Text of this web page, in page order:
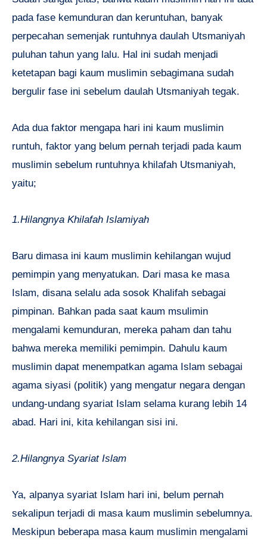
pada fase kemunduran dan keruntuhan, banyak
perpecahan semenjak runtuhnya daulah Utsmaniyah
puluhan tahun yang lalu. Hal ini sudah menjadi
ketetapan bagi kaum muslimin sebagimana sudah
bergulir fase ini sebelum daulah Utsmaniyah tegak.
Ada dua faktor mengapa hari ini kaum muslimin
runtuh, faktor yang belum pernah terjadi pada kaum
muslimin sebelum runtuhnya khilafah Utsmaniyah,
yaitu;
1.Hilangnya Khilafah Islamiyah
Baru dimasa ini kaum muslimin kehilangan wujud
pemimpin yang menyatukan. Dari masa ke masa
Islam, disana selalu ada sosok Khalifah sebagai
pimpinan. Bahkan pada saat kaum msulimin
mengalami kemunduran, mereka paham dan tahu
bahwa mereka memiliki pemimpin. Dahulu kaum
muslimin dapat menempatkan agama Islam sebagai
agama siyasi (politik) yang mengatur negara dengan
undang-undang syariat Islam selama kurang lebih 14
abad. Hari ini, kita kehilangan sisi ini.
2.Hilangnya Syariat Islam
Ya, alpanya syariat Islam hari ini, belum pernah
sekalipun terjadi di masa kaum muslimin sebelumnya.
Meskipun beberapa masa kaum muslimin mengalami